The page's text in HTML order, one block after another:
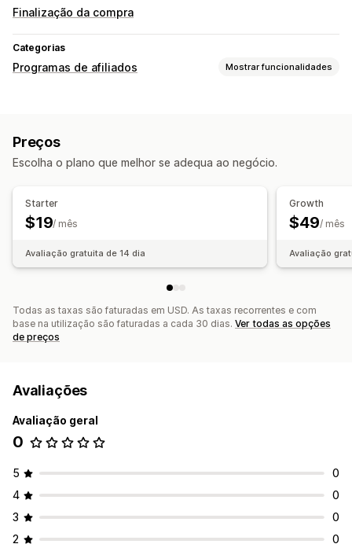
Finalização da compra
Categorias
Programas de afiliados Mostrar funcionalidades
Comissão de produtos
Rastreio a vários níveis
Portal da marca Ligações e descontos personalizados
Imagem corporativa personalizada
Pagamentos
Transferências bancárias
Preços
Escolha o plano que melhor se adequa ao negócio.
Starter
$19/ mês
Avaliação gratuita de 14 dia
Growth
$49/ mês
Avaliação
Todas as taxas são faturadas em USD. As taxas recorrentes e com
base na utilização são faturadas a cada 30 dias. Ver todas as opções
de preços
Avaliações
Avaliação geral
0
5
0
4
0
3
0
2
0